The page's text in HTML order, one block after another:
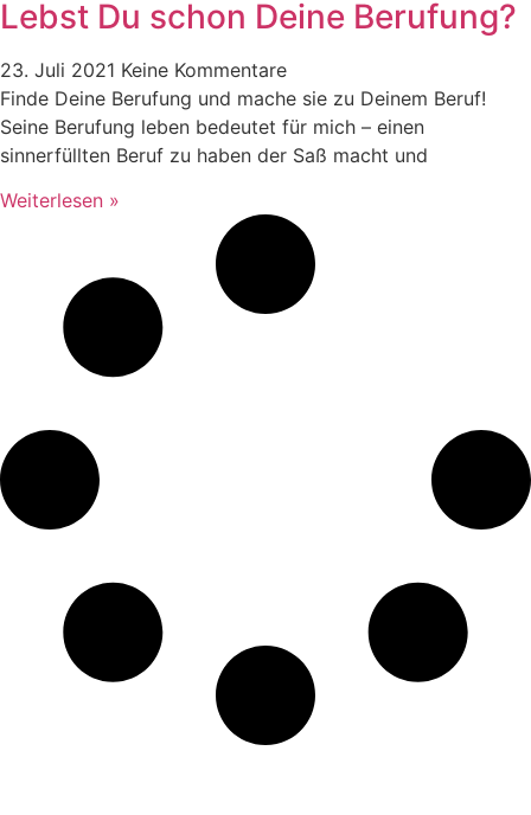
Lebst Du schon Deine Berufung?
23. Juli 2021 Keine Kommentare
Finde Deine Berufung und mache sie zu Deinem Beruf!
Seine Berufung leben bedeutet für mich – einen
sinnerfüllten Beruf zu haben der Saß macht und
Weiterlesen »